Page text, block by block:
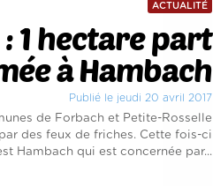
ACTUALITÉ
1 hectare part
à Hambach
Publié le jeudi 20 avril 2017
de Forbach et Petite-Rosselle
des feux de friches. Cette fois-ci
Hambach qui est concernée par...